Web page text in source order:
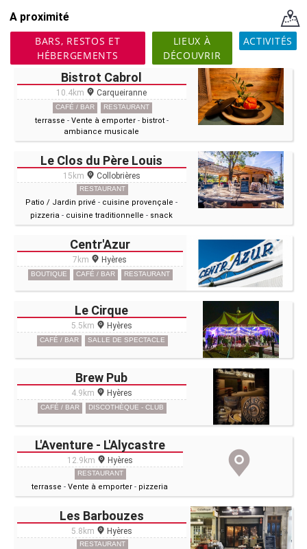
A proximité
BARS, RESTOS ET
HÉBERGEMENTS
LIEUX À
DÉCOUVRIR
ACTIVITÉS
Bistrot Cabrol
10.4km Carqueiranne
CAFÉ / BAR RESTAURANT
terrasse - Vente à emporter - bistrot -
ambiance musicale
Le Clos du Père Louis
15km Collobrières
RESTAURANT
Patio / Jardin privé - cuisine provençale -
pizzeria - cuisine traditionnelle - snack
Centr'Azur
7km Hyères
BOUTIQUE CAFÉ / BAR RESTAURANT
Le Cirque
5.5km Hyères
CAFÉ / BAR SALLE DE SPECTACLE
Brew Pub
4.9km Hyères
CAFÉ / BAR DISCOTHÈQUE - CLUB
L'Aventure - L'Alycastre
12.9km Hyères
RESTAURANT
terrasse -Vente à emporter - pizzeria
Les Barbouzes
5.8km Hyères
RESTAURANT